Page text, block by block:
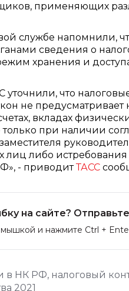
применяющих
службе напомнили,
сведения о
хранения и
уточнили, что
не
вкладах
только при наличии
лиц либо
- приводитТАСС
на сайте?
и нажмите Ctrl +
в НК РФ, налоговый
2021